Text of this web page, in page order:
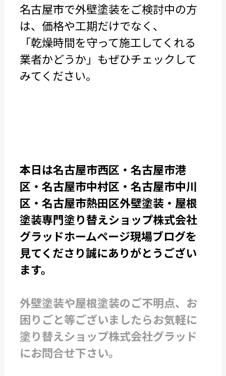
名古屋市で外壁塗装をご検討中の方
は、価格や工期だけでなく、
「乾燥時間を守って施工してくれる
業者かどうか」もぜひチェックして
みてください。
本日は名古屋市西区・名古屋市港
区・名古屋市中村区・名古屋市中川
区・名古屋市熱田区外壁塗装・屋根
塗装専門塗り替えショップ株式会社
グラッドホームページ現場ブログを
見てくださり誠にありがとうござい
ます。
外壁塗装や屋根塗装のご不明点、お
困りごと等ございましたらお気軽に
塗り替えショップ株式会社グラッド
にお問合せ下さい。